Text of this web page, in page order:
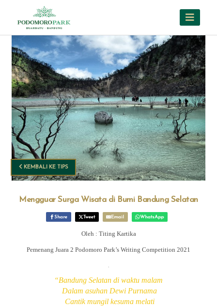
KEMBALI KE TIPS
Mengguar Surga Wisata di Bumi Bandung Selatan
Share Tweet Email WhatsApp
Oleh : Titing Kartika
Pemenang Juara 2 Podomoro Park’s Writing Competition 2021
.
“Bandung Selatan di waktu malam
Dalam asuhan Dewi Purnama
Cantik mungil kesuma melati